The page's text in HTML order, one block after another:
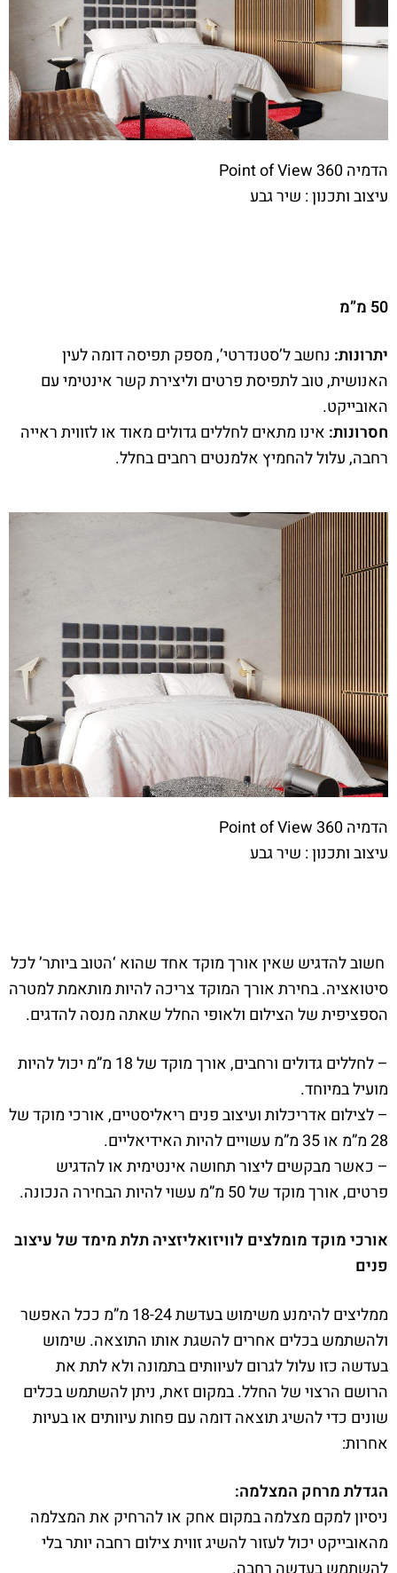
הדמיה Point of View 360
עיצוב ותכנון : שיר גבע
50 מ”מ
יתרונות: נחשב ל’סטנדרטי’, מספק תפיסה דומה לעין
האנושית, טוב לתפיסת פרטים וליצירת קשר אינטימי עם
האובייקט.
חסרונות: אינו מתאים לחללים גדולים מאוד או לזווית ראייה
רחבה, עלול להחמיץ אלמנטים רחבים בחלל.
הדמיה Point of View 360
עיצוב ותכנון : שיר גבע
חשוב להדגיש שאין אורך מוקד אחד שהוא ‘הטוב ביותר’ לכל
סיטואציה. בחירת אורך המוקד צריכה להיות מותאמת למטרה
הספציפית של הצילום ולאופי החלל שאתה מנסה להדגים.
– לחללים גדולים ורחבים, אורך מוקד של 18 מ”מ יכול להיות
מועיל במיוחד.
– לצילום אדריכלות ועיצוב פנים ריאליסטיים, אורכי מוקד של
28 מ”מ או 35 מ”מ עשויים להיות האידיאליים.
– כאשר מבקשים ליצור תחושה אינטימית או להדגיש
פרטים, אורך מוקד של 50 מ”מ עשוי להיות הבחירה הנכונה.
אורכי מוקד מומלצים לוויזואליזציה תלת מימד של עיצוב
פנים
ממליצים להימנע משימוש בעדשת 18-24 מ”מ ככל האפשר
ולהשתמש בכלים אחרים להשגת אותו התוצאה. שימוש
בעדשה כזו עלול לגרום לעיוותים בתמונה ולא לתת את
הרושם הרצוי של החלל. במקום זאת, ניתן להשתמש בכלים
שונים כדי להשיג תוצאה דומה עם פחות עיוותים או בעיות
אחרות:
הגדלת מרחק המצלמה:
ניסיון למקם מצלמה במקום אחק או להרחיק את המצלמה
מהאובייקט יכול לעזור להשיג זווית צילום רחבה יותר בלי